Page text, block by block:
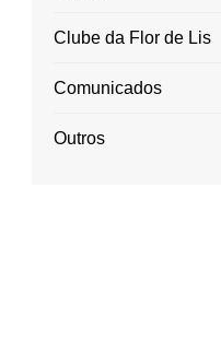
Clube da Flor de Lis
Comunicados
Outros